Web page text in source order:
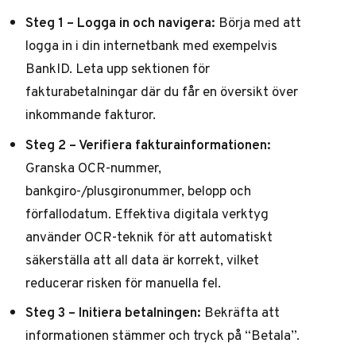
Steg 1 – Logga in och navigera: Börja med att
logga in i din internetbank med exempelvis
BankID. Leta upp sektionen för
fakturabetalningar där du får en översikt över
inkommande fakturor.
Steg 2 – Verifiera fakturainformationen:
Granska OCR-nummer,
bankgiro-/plusgironummer, belopp och
förfallodatum. Effektiva digitala verktyg
använder OCR-teknik för att automatiskt
säkerställa att all data är korrekt, vilket
reducerar risken för manuella fel.
Steg 3 – Initiera betalningen: Bekräfta att
informationen stämmer och tryck på “Betala”.